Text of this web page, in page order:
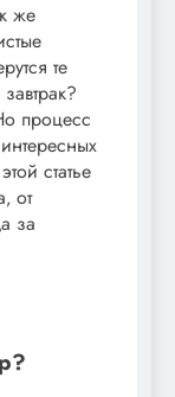
же
те
процесс
статье
от
за